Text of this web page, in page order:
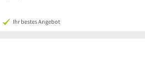
Ihr bestes Angebot